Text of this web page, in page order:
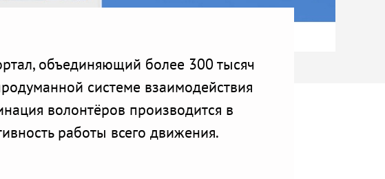
объединяющий более 300 тысяч
системе взаимодействия
волонтёров производится в
работы всего движения.